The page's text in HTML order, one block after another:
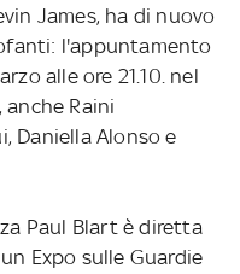
James, ha di nuovo
l'appuntamento
alle ore 21.10. nel
Raini
Daniella Alonso e
Paul Blart è diretta
Expo sulle Guardie